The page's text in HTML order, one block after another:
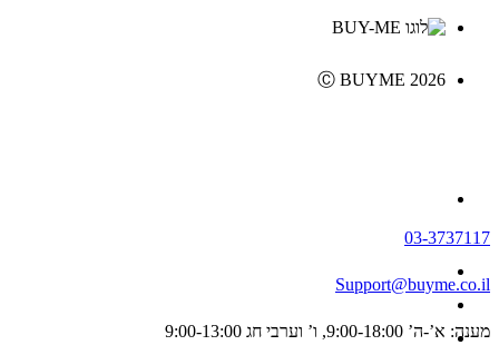
Ⓒ BUYME 2026
03-3737117
Support@buyme.co.il
מענה: א’-ה’ 9:00-18:00, ו’ וערבי חג 9:00-13:00